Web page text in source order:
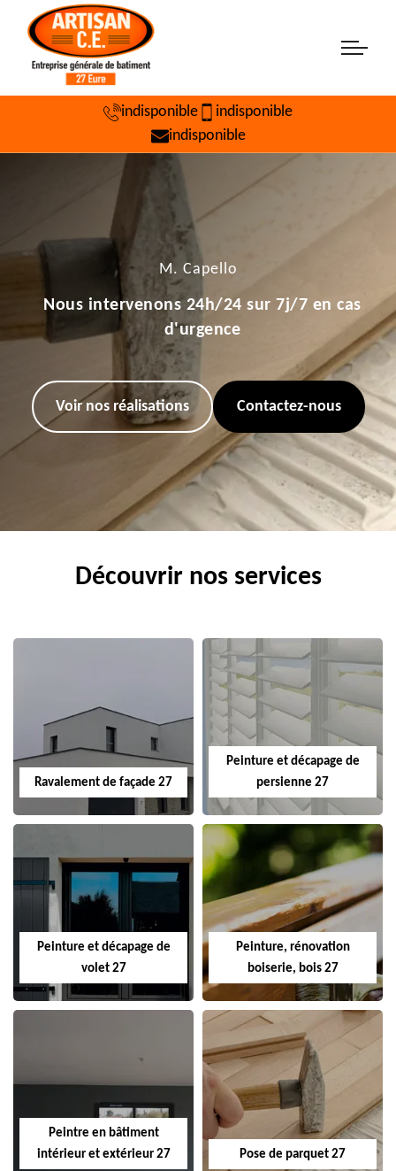
indisponible
indisponible
indisponible
M. Capello
Nous intervenons 24h/24 sur 7j/7 en cas
d'urgence
Voir nos réalisations Contactez-nous
Découvrir nos services
Ravalement de façade 27
Peinture et décapage de
persienne 27
Peinture et décapage de
volet 27
Peinture, rénovation
boiserie, bois 27
Peintre en bâtiment
intérieur et extérieur 27
Pose de parquet 27